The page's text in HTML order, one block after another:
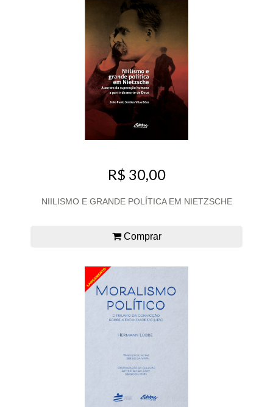
R$ 30,00
NIILISMO E GRANDE POLÍTICA EM NIETZSCHE
Comprar